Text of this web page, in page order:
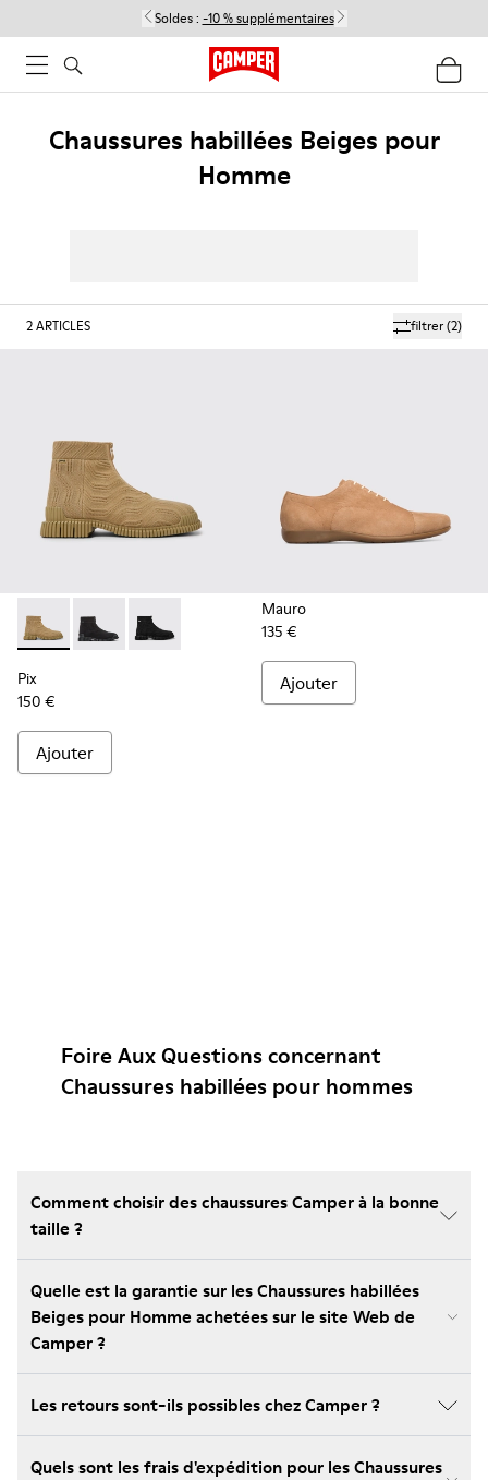
Soldes : -10 % supplémentaires
Chaussures habillées Beiges pour
Homme
filtrer(2)
2ARTICLES
Pix - K300262-014 - Bottines beiges pour homme
Pix - K300262-017
Pix - K300262-009
Pix
150 €
Ajouter
Mauro
135 €
Ajouter
Foire Aux Questions concernant
Chaussures habillées pour hommes
Comment choisir des chaussures Camper à la bonne
taille ?
Quelle est la garantie sur les Chaussures habillées
Beiges pour Homme achetées sur le site Web de
Camper ?
Les retours sont-ils possibles chez Camper ?
Quels sont les frais d'expédition pour les Chaussures